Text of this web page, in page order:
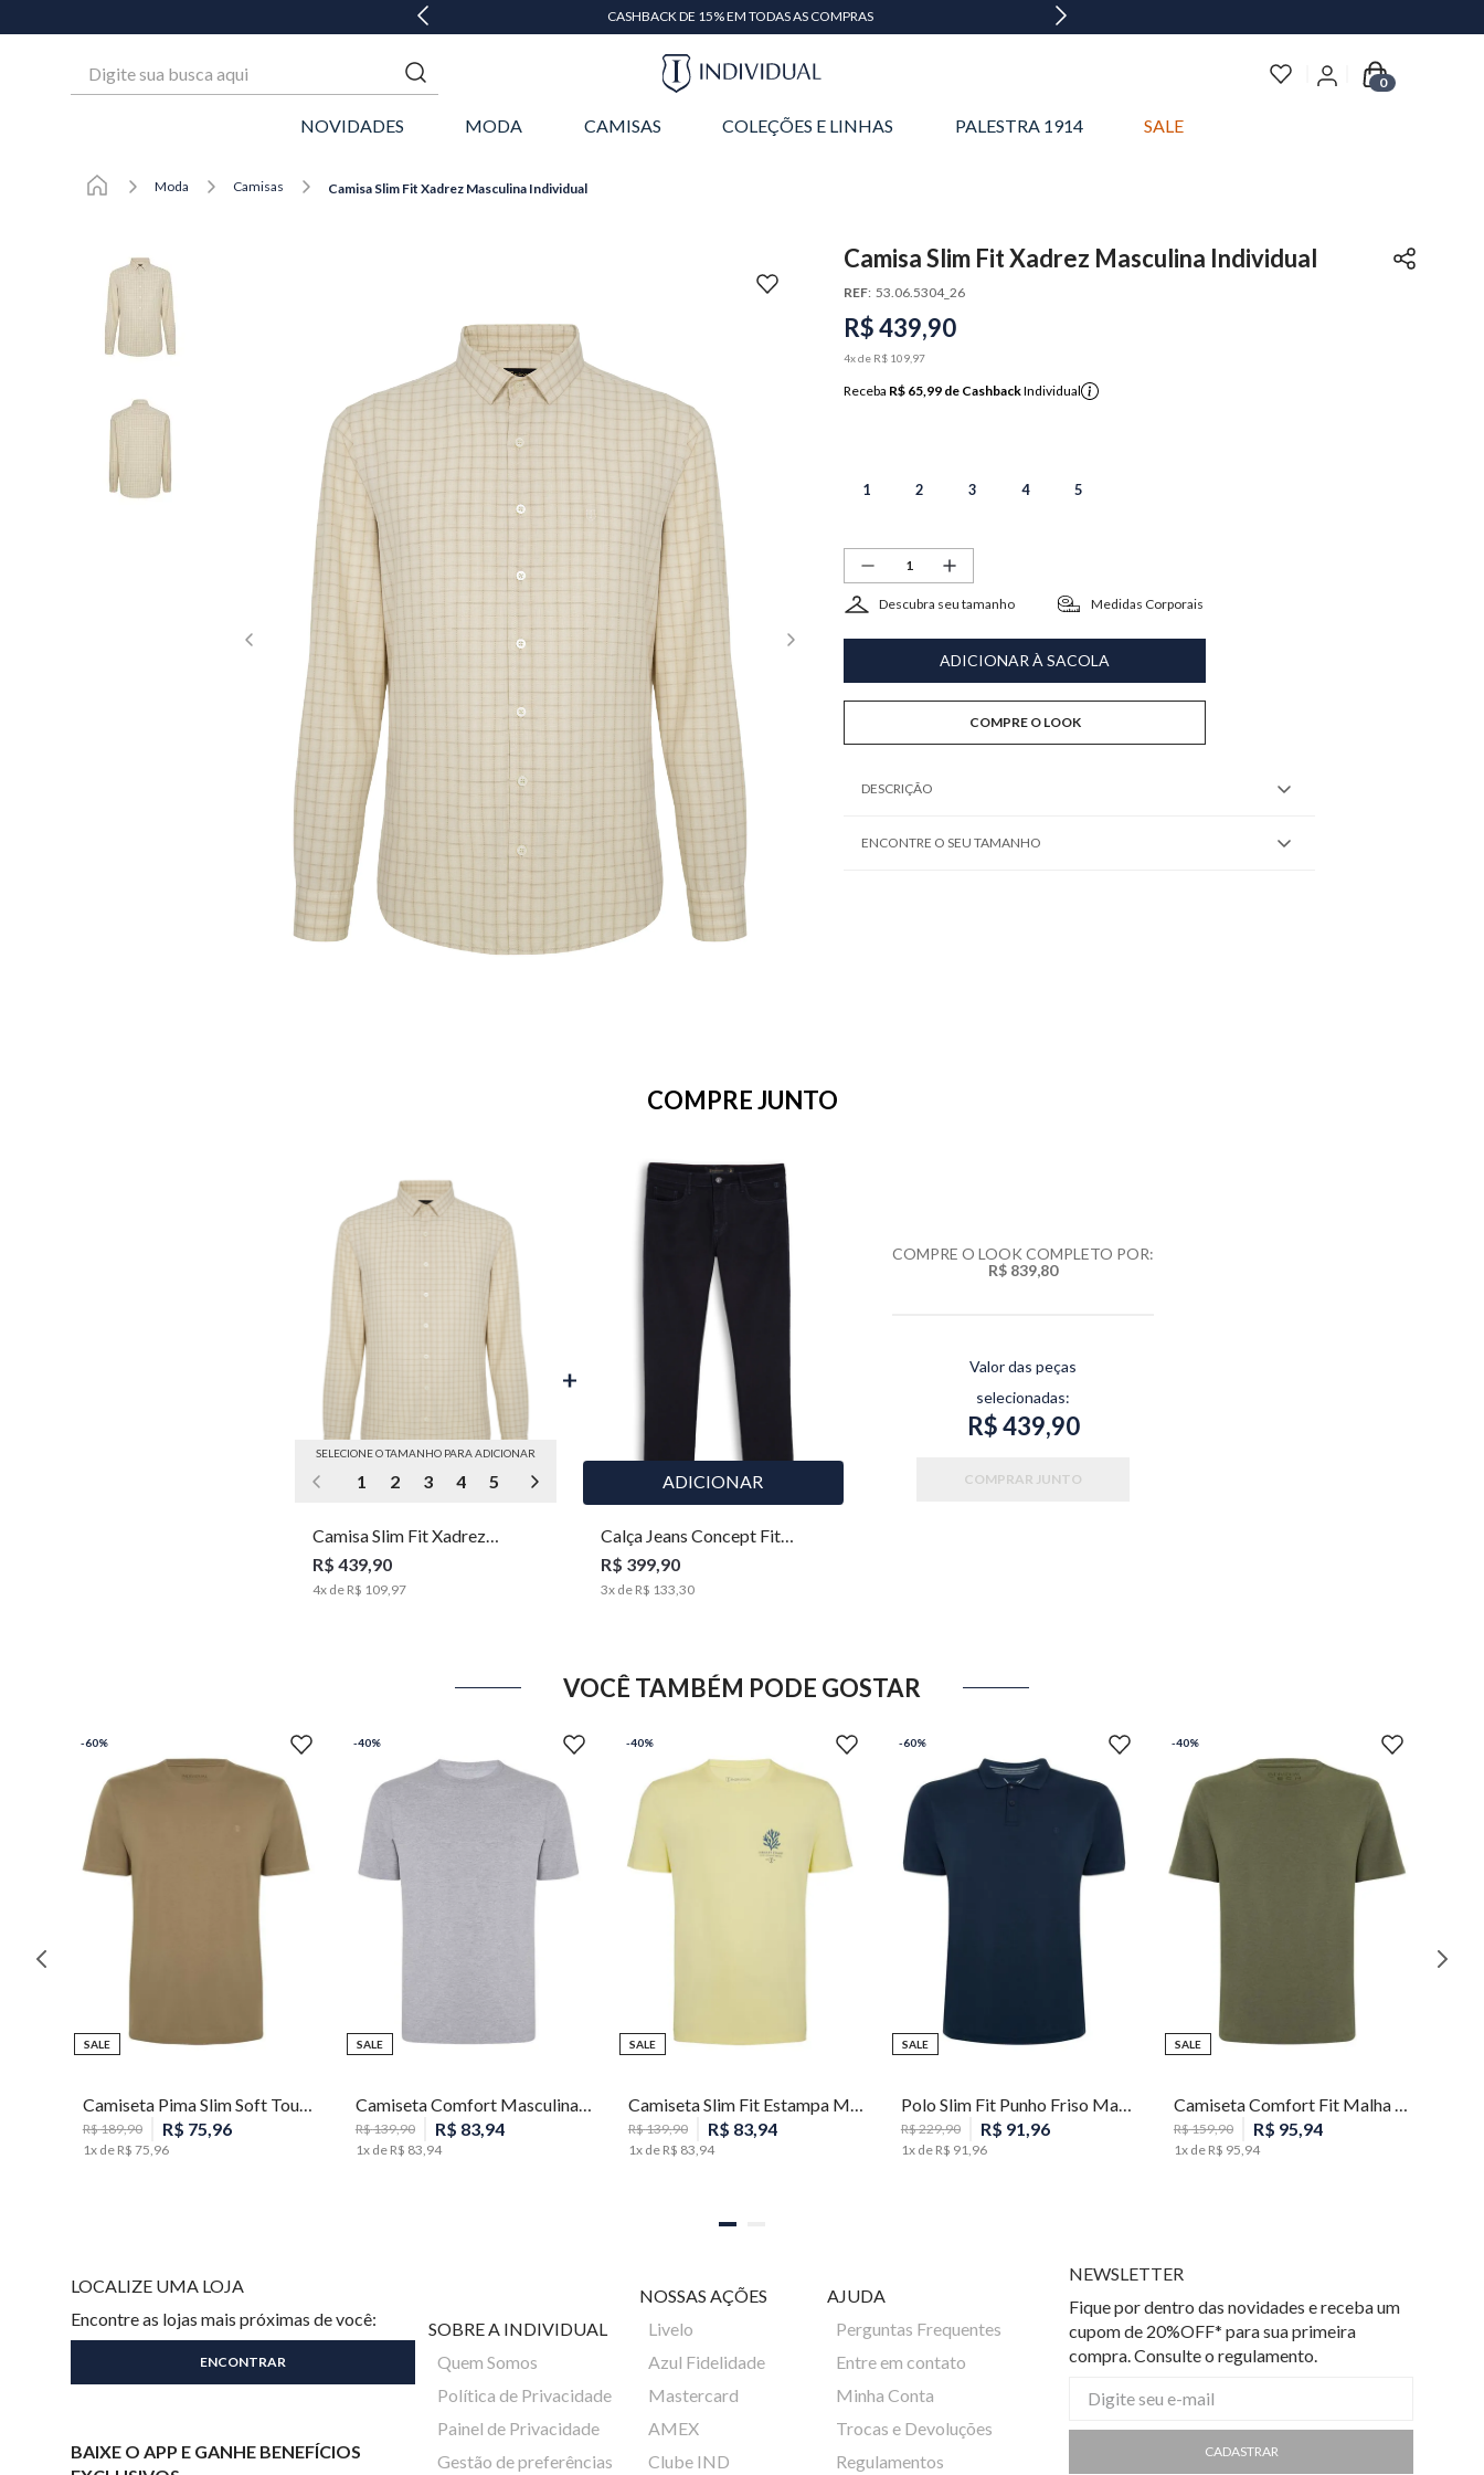
CASHBACK DE 15% EM TODAS AS COMPRAS
0
NOVIDADES MODA CAMISAS COLEÇÕES E LINHAS PALESTRA 1914 SALE
Moda Camisas Camisa Slim Fit Xadrez Masculina Individual
Camisa Slim Fit Xadrez Masculina Individual
REF: 53.06.5304_26
R$439,90
4x de R$ 109 97
Receba R$ 65,99 de CashbackIndividual
1 2 3 4 5
Descubra seu tamanho Medidas Corporais
ADICIONAR À SACOLA
COMPRE O LOOK
DESCRIÇÃO
ENCONTRE O SEU TAMANHO
COMPRE JUNTO
SELECIONE O TAMANHO PARA ADICIONAR
1 2 3 4 5
Camisa Slim Fit Xadrez
Masculina Individual
R$ 439,90
4x de R$ 109,97
ADICIONAR
Calça Jeans Concept Fit
Masculina Individual
R$ 399,90
3x de R$ 133,30
COMPRE O LOOK COMPLETO POR:
R$ 839,80
Valor das peças
selecionadas:
R$ 439,90
COMPRAR JUNTO
VOCÊ TAMBÉM PODE GOSTAR
-60%
SALE M
Camiseta Pima Slim Soft Touch Masculina Individual
R$189,90 R$ 75,96
1x de R$ 75 96
-40%
SALE
Camiseta Comfort Masculina Individual
R$139,90 R$ 83,94
1x de R$ 83 94
-40%
SALE PP P M
Camiseta Slim Fit Estampa Masculina Individual
R$139,90 R$ 83,94
1x de R$ 83 94
-60%
SALE P
Polo Slim Fit Punho Friso Masculina Individual
R$229,90 R$ 91,96
1x de R$ 91 96
-40%
SALE P M
Camiseta Comfort Fit Malha Listras Masculina Individual
R$159,90 R$ 95,94
1x de R$ 95 94
LOCALIZE UMA LOJA
Encontre as lojas mais próximas de você:
BAIXE O APP E GANHE BENEFÍCIOS
SOBRE A INDIVIDUAL
Quem Somos
Política de Privacidade
Painel de Privacidade
Gestão de preferências
NOSSAS AÇÕES
Livelo
Azul Fidelidade
Mastercard
AMEX
Clube IND
AJUDA
Perguntas Frequentes
Entre em contato
Minha Conta
Trocas e Devoluções
Regulamentos
NEWSLETTER
Fique por dentro das novidades e receba um
cupom de 20%OFF* para sua primeira
compra. Consulte o regulamento.
CADASTRAR